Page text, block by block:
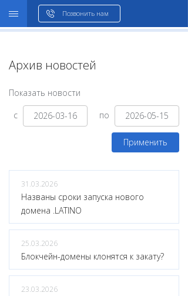
Позвонить нам
Архив новостей
Показать новости
с
по
Применить
31.03.2026
Названы сроки запуска нового
домена .LATINO
25.03.2026
Блокчейн-домены клонятся к закату?
23.03.2026